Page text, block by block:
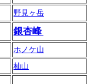
野見ヶ岳
銀杏峰
ホノケ山
杣山